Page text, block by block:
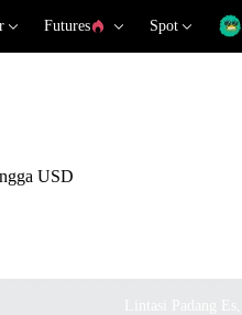
Futures Spot
USD
Lintasi Padang